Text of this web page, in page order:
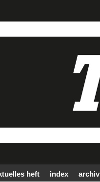
heft index archiv